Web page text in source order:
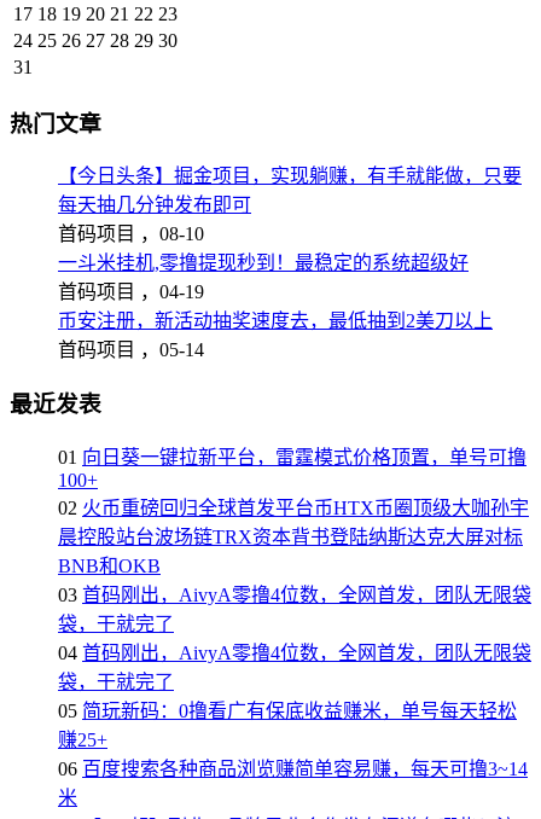
17 18 19 20 21 22 23
24 25 26 27 28 29 30
31
热门文章
【今日头条】掘金项目，实现躺赚，有手就能做，只要
每天抽几分钟发布即可
首码项目 ， 08-10
一斗米挂机,零撸提现秒到！最稳定的系统超级好
首码项目 ， 04-19
币安注册，新活动抽奖速度去，最低抽到2美刀以上
首码项目 ， 05-14
最近发表
01 向日葵一键拉新平台，雷霆模式价格顶置，单号可撸
100+
02 火币重磅回归全球首发平台币HTX币圈顶级大咖孙宇
晨控股站台波场链TRX资本背书登陆纳斯达克大屏对标
BNB和OKB
03 首码刚出，AivyA零撸4位数，全网首发，团队无限袋
袋，干就完了
04 首码刚出，AivyA零撸4位数，全网首发，团队无限袋
袋，干就完了
05 简玩新码：0撸看广有保底收益赚米，单号每天轻松
赚25+
06 百度搜索各种商品浏览赚简单容易赚，每天可撸3~14
米